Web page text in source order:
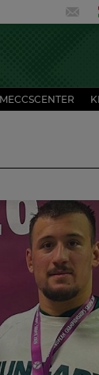
MECCSCENTER